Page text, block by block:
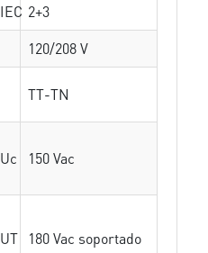
IEC 2+3
120/208 V
TT-TN
Uc 150 Vac
UT 180 Vac soportado